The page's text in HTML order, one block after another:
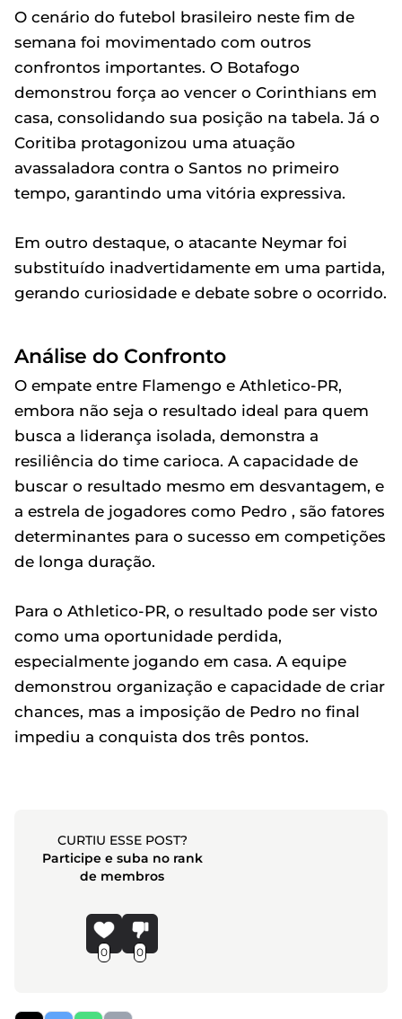
O cenário do futebol brasileiro neste fim de
semana foi movimentado com outros
confrontos importantes. O Botafogo
demonstrou força ao vencer o Corinthians em
casa, consolidando sua posição na tabela. Já o
Coritiba protagonizou uma atuação
avassaladora contra o Santos no primeiro
tempo, garantindo uma vitória expressiva.
Em outro destaque, o atacante Neymar foi
substituído inadvertidamente em uma partida,
gerando curiosidade e debate sobre o ocorrido.
Análise do Confronto
O empate entre Flamengo e Athletico-PR,
embora não seja o resultado ideal para quem
busca a liderança isolada, demonstra a
resiliência do time carioca. A capacidade de
buscar o resultado mesmo em desvantagem, e
a estrela de jogadores como Pedro , são fatores
determinantes para o sucesso em competições
de longa duração.
Para o Athletico-PR, o resultado pode ser visto
como uma oportunidade perdida,
especialmente jogando em casa. A equipe
demonstrou organização e capacidade de criar
chances, mas a imposição de Pedro no final
impediu a conquista dos três pontos.
CURTIU ESSE POST?
Participe e suba no rank
de membros
0 0